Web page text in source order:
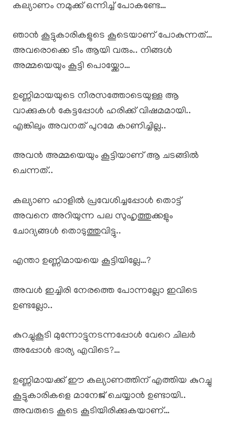
കല്യാണം നമുക്ക് ഒന്നിച്ച് പോകണ്ടേ…
ഞാൻ കൂട്ടുകാരികളുടെ കൂടെയാണ് പോകുന്നത്…
അവരൊക്കെ ടീം ആയി വരും.. നിങ്ങൾ
അമ്മയെയും കൂട്ടി പൊയ്ക്കോ…
ഉണ്ണിമായയുടെ നീരസത്തോടെയുള്ള ആ
വാക്കുകൾ കേട്ടപ്പോൾ ഹരിക്ക് വിഷമമായി..
എങ്കിലും അവനത് പുറമേ കാണിച്ചില്ല..
അവൻ അമ്മയെയും കൂട്ടിയാണ് ആ ചടങ്ങിൽ
ചെന്നത്..
കല്യാണ ഹാളിൽ പ്രവേശിച്ചപ്പോൾ തൊട്ട്
അവനെ അറിയുന്ന പല സുഹൃത്തുക്കളും
ചോദ്യങ്ങൾ തൊടുത്തുവിട്ടു..
എന്താ ഉണ്ണിമായയെ കൂട്ടിയില്ലേ…?
അവൾ ഇച്ചിരി നേരത്തെ പോന്നല്ലോ ഇവിടെ
ഉണ്ടല്ലോ..
കുറച്ചുകൂടി മുന്നോട്ടുനടന്നപ്പോൾ വേറെ ചിലർ
അപ്പോൾ ഭാര്യ എവിടെ?…
ഉണ്ണിമായക്ക് ഈ കല്യാണത്തിന് എത്തിയ കുറച്ചു
കൂട്ടുകാരികളെ മാനേജ് ചെയ്യാൻ ഉണ്ടായി..
അവരുടെ കൂടെ കൂടിയിരിക്കുകയാണ്…